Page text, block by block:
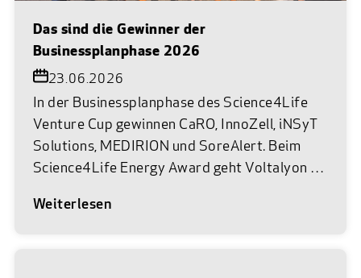
Das sind die Gewinner der
Businessplanphase 2026
23.06.2026
In der Businessplanphase des Science4Life
Venture Cup gewinnen CaRO, InnoZell, iNSyT
Solutions, MEDIRION und SoreAlert. Beim
Science4Life Energy Award geht Voltalyon als
wieder so weit. Im Museum Reinhard Ernst in
Weiterlesen